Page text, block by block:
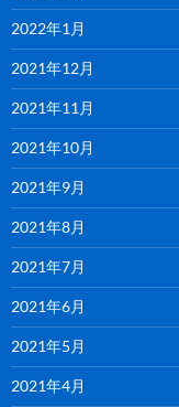
2022年1月
2021年12月
2021年11月
2021年10月
2021年9月
2021年8月
2021年7月
2021年6月
2021年5月
2021年4月